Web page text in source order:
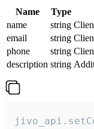
Name Type
name
string
email
string
phone
string
description string